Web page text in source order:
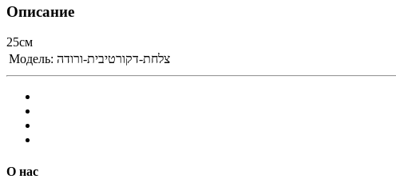
Описание
25см
Модель: צלחת-דקורטיבית-ורודה
О нас